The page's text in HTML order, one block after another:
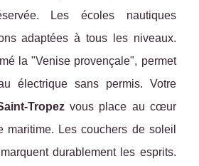
Les écoles nautiques
adaptées à tous les niveaux.
la "Venise provençale", permet
électrique sans permis. Votre
Tropez vous place au cœur
maritime. Les couchers de soleil
durablement les esprits.